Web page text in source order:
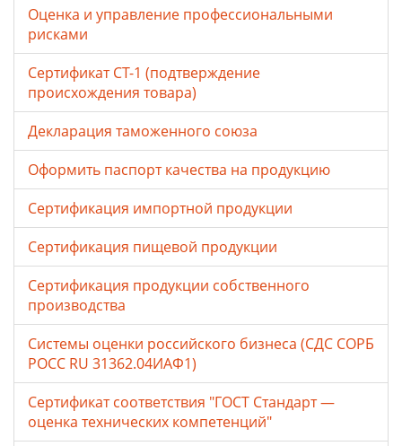
Оценка и управление профессиональными
рисками
Сертификат СТ-1 (подтверждение
происхождения товара)
Декларация таможенного союза
Оформить паспорт качества на продукцию
Сертификация импортной продукции
Сертификация пищевой продукции
Сертификация продукции собственного
производства
Системы оценки российского бизнеса (СДС СОРБ
РОСС RU 31362.04ИАФ1)
Сертификат соответствия "ГОСТ Стандарт —
оценка технических компетенций"